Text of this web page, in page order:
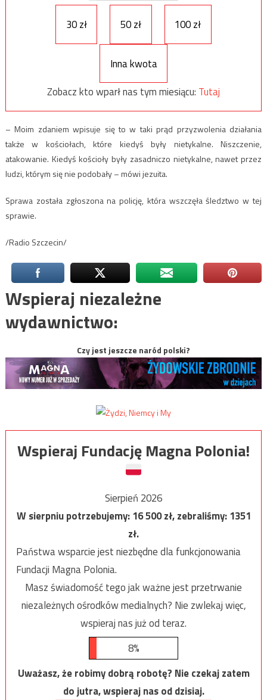
30 zł 50 zł 100 zł
Inna kwota
Zobacz kto wparł nas tym miesiącu: Tutaj
– Moim zdaniem wpisuje się to w taki prąd przyzwolenia działania
także w kościołach, które kiedyś były nietykalne. Niszczenie,
atakowanie. Kiedyś kościoły były zasadniczo nietykalne, nawet przez
ludzi, którym się nie podobały – mówi jezuita.
Sprawa została zgłoszona na policję, która wszczęła śledztwo w tej
sprawie.
/Radio Szczecin/
Wspieraj niezależne
wydawnictwo:
Czy jest jeszcze naród polski?
Wspieraj Fundację Magna Polonia!
Sierpień 2026
W sierpniu potrzebujemy:16 500zł, zebraliśmy:1351
zł.
Państwa wsparcie jest niezbędne dla funkcjonowania
Fundacji Magna Polonia.
Masz świadomość tego jak ważne jest przetrwanie
niezależnych ośrodków medialnych? Nie zwlekaj więc,
wspieraj nas już od teraz.
8%
Uważasz, że robimy dobrą robotę? Nie czekaj zatem
do jutra, wspieraj nas od dzisiaj.